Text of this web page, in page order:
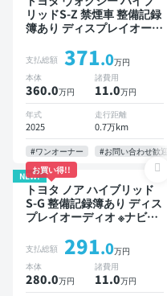
リッドS-Z 禁煙車 整備記録
簿あり ディスプレイオーデ
インドスポットモニター デ
ジタルインナーミラー オー
トクルーズ 3列シート スマ
ートキー ETC 電動バック
ドア バックモニター 全方
位カメラ ドライブレコーダ
ー 衝突軽減 両側電動スラ
イドドア 7人乗り
支払総額 371.0万円
本体
360.0万円
諸費用
11.0万円
年式
2025
走行距離
0.7万km
#ワンオーナー #お問い合わせ歓迎
NEW!
お買い得!!
トヨタ ノア ハイブリッド
S-G 整備記録簿あり ディス
プレイオーディオ ※ナビキ
ズ 3列シート スマートキー
バックモニター ドライブレ
コーダー 衝突軽減 7人乗り
支払総額 291.0万円
本体
280.0万円
諸費用
11.0万円